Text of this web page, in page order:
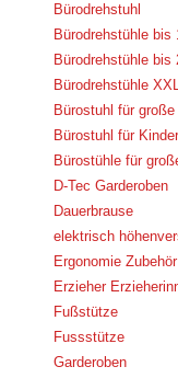
Bürodrehstuhl
Bürodrehstühle bis
Bürodrehstühle bis
Bürodrehstühle
Bürostuhl für große
Bürostuhl für Kinder
Bürostühle für
D-Tec Garderoben
Dauerbrause
elektrisch
Ergonomie Zubehör
Erzieher
Fußstütze
Fussstütze
Garderoben